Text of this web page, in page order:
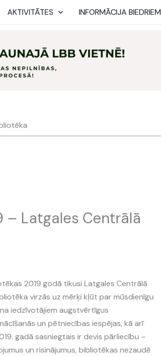
AKTIVITĀTES INFORMĀCIJA BIEDRIEM
– Latgales Centrālā
2019 godā tikusi Latgales Centrālā
virzās uz mērķi kļūt par mūsdienīgu
iedzīvotājiem augstvērtīgus
un pētniecības iespējas, kā arī
gadā sasniegtais ir devis pārliecību –
un risinājumus, bibliotēkas nezaudē